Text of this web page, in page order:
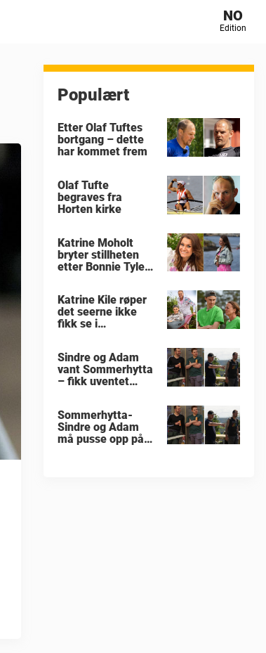
NO
Edition
Populært
Etter Olaf Tuftes
bortgang – dette
har kommet frem
Olaf Tufte
begraves fra
Horten kirke
Katrine Moholt
bryter stillheten
etter Bonnie Tylers
Katrine Kile røper
det seerne ikke
fikk se i
Sindre og Adam
vant Sommerhytta
– fikk uventet
Sommerhytta-
Sindre og Adam
må pusse opp på